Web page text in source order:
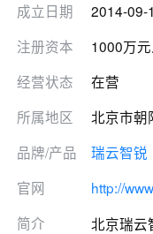
成立日期
2014-09-
注册资本
1000万
经营状态
在营
所属地区
北京市朝
品牌/产品
瑞云智锐
官网
http://
简介
北京瑞云